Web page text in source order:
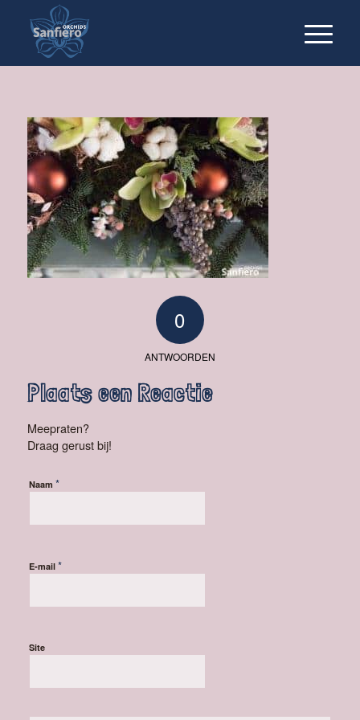
0
ANTWOORDEN
Plaats een Reactie
Meepraten?
Draag gerust bij!
Naam *
E-mail *
Site